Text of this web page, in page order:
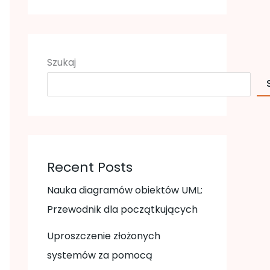
Szukaj
Recent Posts
Nauka diagramów obiektów UML:
Przewodnik dla początkujących
Uproszczenie złożonych
systemów za pomocą